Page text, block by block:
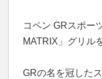
コペン GRスポー
MATRIX」グリル
GRの名を冠した